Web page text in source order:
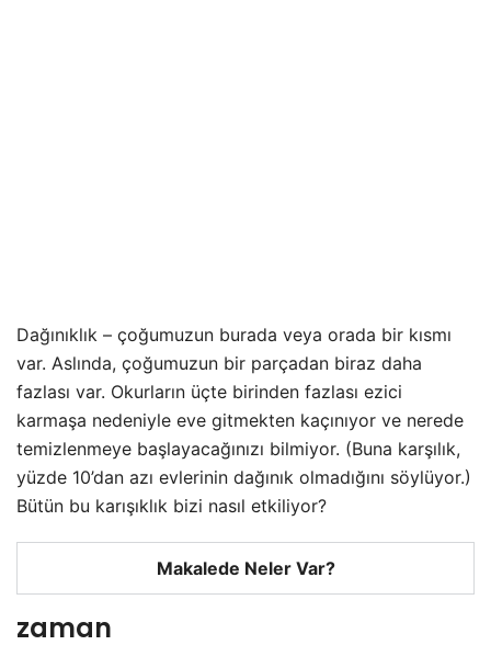
Dağınıklık – çoğumuzun burada veya orada bir kısmı
var. Aslında, çoğumuzun bir parçadan biraz daha
fazlası var. Okurların üçte birinden fazlası ezici
karmaşa nedeniyle eve gitmekten kaçınıyor ve nerede
temizlenmeye başlayacağınızı bilmiyor. (Buna karşılık,
yüzde 10’dan azı evlerinin dağınık olmadığını söylüyor.)
Bütün bu karışıklık bizi nasıl etkiliyor?
Makalede Neler Var?
zaman